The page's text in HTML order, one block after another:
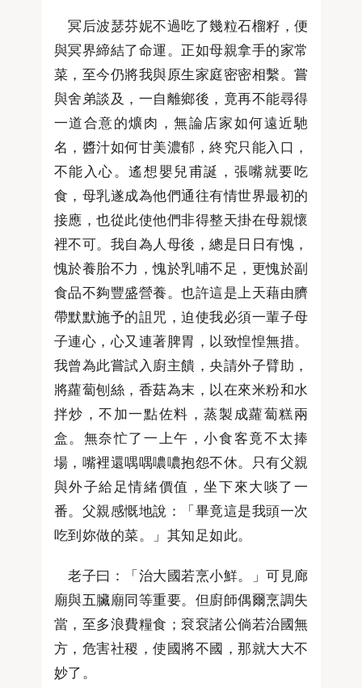
冥后波瑟芬妮不過吃了幾粒石榴籽，便
與冥界締結了命運。正如母親拿手的家常
菜，至今仍將我與原生家庭密密相繫。嘗
與舍弟談及，一自離鄉後，竟再不能尋得
一道合意的爌肉，無論店家如何遠近馳
名，醬汁如何甘美濃郁，終究只能入口，
不能入心。遙想嬰兒甫誕，張嘴就要吃
食，母乳遂成為他們通往有情世界最初的
接應，也從此使他們非得整天掛在母親懷
裡不可。我自為人母後，總是日日有愧，
愧於養胎不力，愧於乳哺不足，更愧於副
食品不夠豐盛營養。也許這是上天藉由臍
帶默默施予的詛咒，迫使我必須一輩子母
子連心，心又連著脾胃，以致惶惶無措。
我曾為此嘗試入廚主饋，央請外子臂助，
將蘿蔔刨絲，香菇為末，以在來米粉和水
拌炒，不加一點佐料，蒸製成蘿蔔糕兩
盒。無奈忙了一上午，小食客竟不太捧
場，嘴裡還喁喁噥噥抱怨不休。只有父親
與外子給足情緒價值，坐下來大啖了一
番。父親感慨地說：「畢竟這是我頭一次
吃到妳做的菜。」其知足如此。
老子曰：「治大國若烹小鮮。」可見廊
廟與五臟廟同等重要。但廚師偶爾烹調失
當，至多浪費糧食；袞袞諸公倘若治國無
方，危害社稷，使國將不國，那就大大不
妙了。